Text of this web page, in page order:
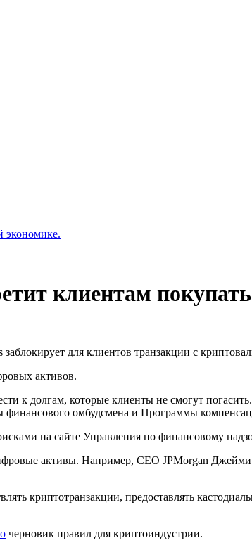
экономике.
клиентам
для клиентов транзакции с
активов.
к долгам, которые клиенты не смогут
омбудсмена и Программы
на сайте Управления по финансовому
активы. Например, CEO JPMorgan
криптотранзакции, предоставлять
черновик правил для криптоиндустрии.